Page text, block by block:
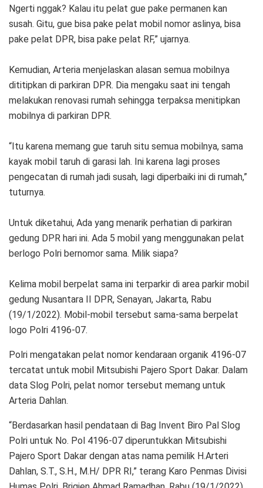
Ngerti nggak? Kalau itu pelat gue pake permanen kan
susah. Gitu, gue bisa pake pelat mobil nomor aslinya, bisa
pake pelat DPR, bisa pake pelat RF,” ujarnya.
Kemudian, Arteria menjelaskan alasan semua mobilnya
dititipkan di parkiran DPR. Dia mengaku saat ini tengah
melakukan renovasi rumah sehingga terpaksa menitipkan
mobilnya di parkiran DPR.
“Itu karena memang gue taruh situ semua mobilnya, sama
kayak mobil taruh di garasi lah. Ini karena lagi proses
pengecatan di rumah jadi susah, lagi diperbaiki ini di rumah,”
tuturnya.
Untuk diketahui, Ada yang menarik perhatian di parkiran
gedung DPR hari ini. Ada 5 mobil yang menggunakan pelat
berlogo Polri bernomor sama. Milik siapa?
Kelima mobil berpelat sama ini terparkir di area parkir mobil
gedung Nusantara II DPR, Senayan, Jakarta, Rabu
(19/1/2022). Mobil-mobil tersebut sama-sama berpelat
logo Polri 4196-07.
Polri mengatakan pelat nomor kendaraan organik 4196-07
tercatat untuk mobil Mitsubishi Pajero Sport Dakar. Dalam
data Slog Polri, pelat nomor tersebut memang untuk
Arteria Dahlan.
“Berdasarkan hasil pendataan di Bag Invent Biro Pal Slog
Polri untuk No. Pol 4196-07 diperuntukkan Mitsubishi
Pajero Sport Dakar dengan atas nama pemilik H.Arteri
Dahlan, S.T., S.H., M.H/ DPR RI,” terang Karo Penmas Divisi